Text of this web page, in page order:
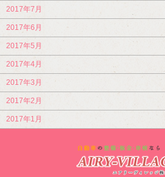
2017年7月
2017年6月
2017年5月
2017年4月
2017年3月
2017年2月
2017年1月